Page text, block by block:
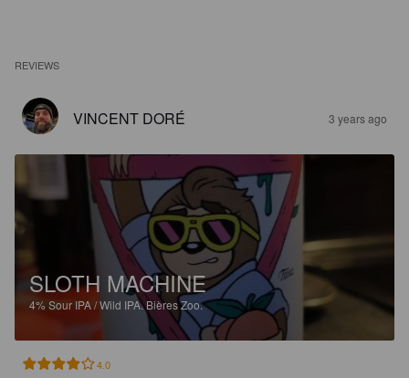
REVIEWS
VINCENT DORÉ 3 years ago
SLOTH MACHINE
4%Sour IPA / Wild IPA.Bières Zoo.
4.0